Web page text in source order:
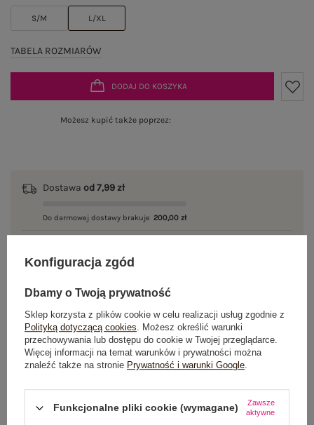
S/M L/XL
TABELA ROZMIARÓW
DODAJ DO KOSZYKA
Możesz kupić także poprzez:
Dostawa od 7,99 zł
Do darmowej dostawy brakuje 200,00 zł
100 dni na zwrot
OPIS PRODUKTU
GŁÓWNE PARAMETRY
OPINIE O PRODUKCIE (1)
Konfiguracja zgód
Dbamy o Twoją prywatność
Sklep korzysta z plików cookie w celu realizacji usług zgodnie z
Polityką dotyczącą cookies. Możesz określić warunki
przechowywania lub dostępu do cookie w Twojej przeglądarce.
Więcej informacji na temat warunków i prywatności można
znaleźć także na stronie Prywatność i warunki Google.
Funkcjonalne pliki cookie (wymagane)
Zawsze
aktywne